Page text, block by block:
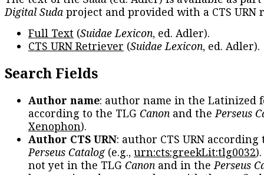
Digital Suda project and provided with a CTS URN
Full Text (Suidae Lexicon, ed. Adler).
CTS URN Retriever (Suidae Lexicon, ed. Adler).
Search Fields
Author name: author name in the Latinized
according to the TLG Canon and thePerseus
Xenophon).
Author CTS URN: author CTS URN according
Perseus Catalog(e.g., urn:cts:greekLit:tlg0032
not yet in the TLG Canon and in thePerseus